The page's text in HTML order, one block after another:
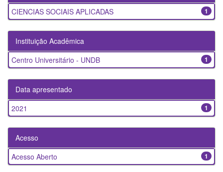
1
CIENCIAS SOCIAIS APLICADAS
Instituição Acadêmica
1
Centro Universitário - UNDB
Data apresentado
1
2021
Acesso
1
Acesso Aberto